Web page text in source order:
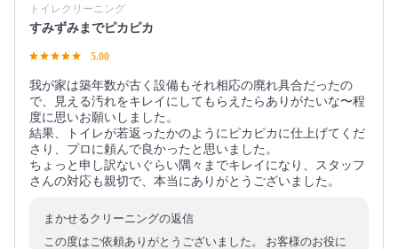
トイレクリーニング
すみずみまでピカピカ
5.00
我が家は築年数が古く設備もそれ相応の廃れ具合だったの
で、見える汚れをキレイにしてもらえたらありがたいな〜程
度に思いお願いしました。
結果、トイレが若返ったかのようにピカピカに仕上げてくだ
さり、プロに頼んで良かったと思いました。
ちょっと申し訳ないぐらい隅々までキレイになり、スタッフ
さんの対応も親切で、本当にありがとうございました。
まかせるクリーニングの返信
この度はご依頼ありがとうございました。 お客様のお役に